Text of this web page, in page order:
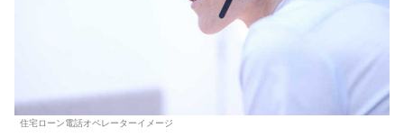
住宅ローン電話オペレーターイメージ